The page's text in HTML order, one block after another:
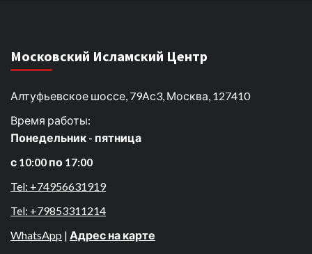
Московский Исламский Центр
Алтуфьевское шоссе, 79Ас3, Москва, 127410
Время работы:
Понедельник - пятница
с 10:00 по 17:00
Tel: +74956631919
Tel: +79853311214
WhatsApp | Адрес на карте